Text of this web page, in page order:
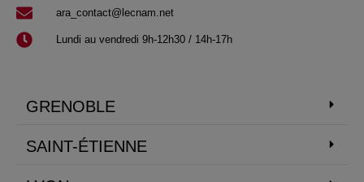
ara_contact@lecnam.net
Lundi au vendredi 9h-12h30 / 14h-17h
GRENOBLE
SAINT-ÉTIENNE